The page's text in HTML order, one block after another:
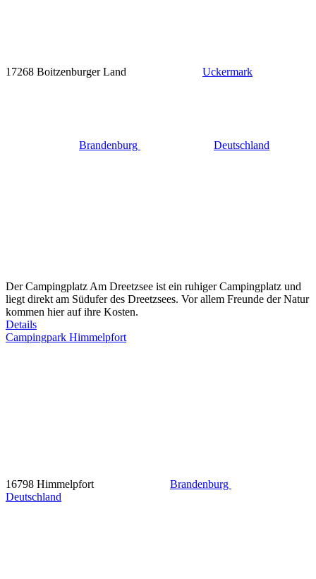
17268 Boitzenburger Land Uckermark
Brandenburg Deutschland
Der Campingplatz Am Dreetzsee ist ein ruhiger Campingplatz und
liegt direkt am Südufer des Dreetzsees. Vor allem Freunde der Natur
kommen hier auf ihre Kosten.
Details
Campingpark Himmelpfort
16798 Himmelpfort
Brandenburg
Deutschland